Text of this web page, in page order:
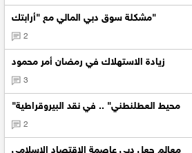
مشكلة سوق دبي المالي مع "أرابتك"
2
زيادة الاستهلاك في رمضان أمر محمود
3
"محيط العطلنطني" .. في نقد البيروقراطية
2
معالم جعل دبي عاصمة الاقتصاد الإسلامي